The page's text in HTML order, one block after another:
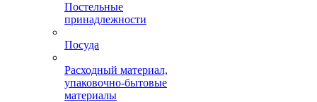
Постельные
принадлежности
Посуда
Расходный материал,
упаковочно-бытовые
материалы